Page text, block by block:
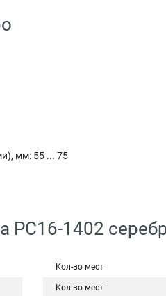
мм: 55 ... 75
РС16-1402
Кол-во мест
Кол-во мест